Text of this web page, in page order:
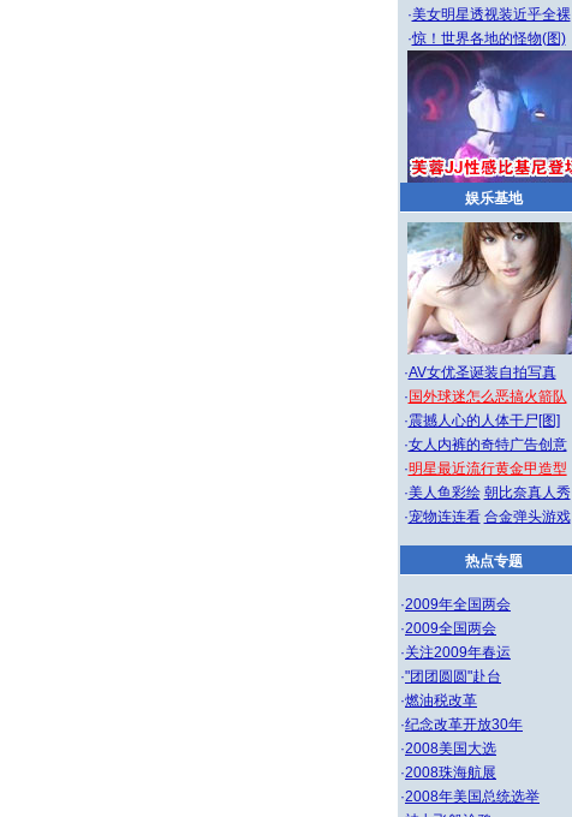
·美女明星透视装近乎全裸
·惊！世界各地的怪物(图)
娱乐基地
·AV女优圣诞装自拍写真
· 国外球迷怎么恶搞火箭队
·震撼人心的人体干尸[图]
·女人内裤的奇特广告创意
·明星最近流行黄金甲造型
·美人鱼彩绘 朝比奈真人秀
·宠物连连看 合金弹头游戏
热点专题
·2009年全国两会
·2009全国两会
·关注2009年春运
·"团团圆圆"赴台
·燃油税改革
·纪念改革开放30年
·2008美国大选
·2008珠海航展
·2008年美国总统选举